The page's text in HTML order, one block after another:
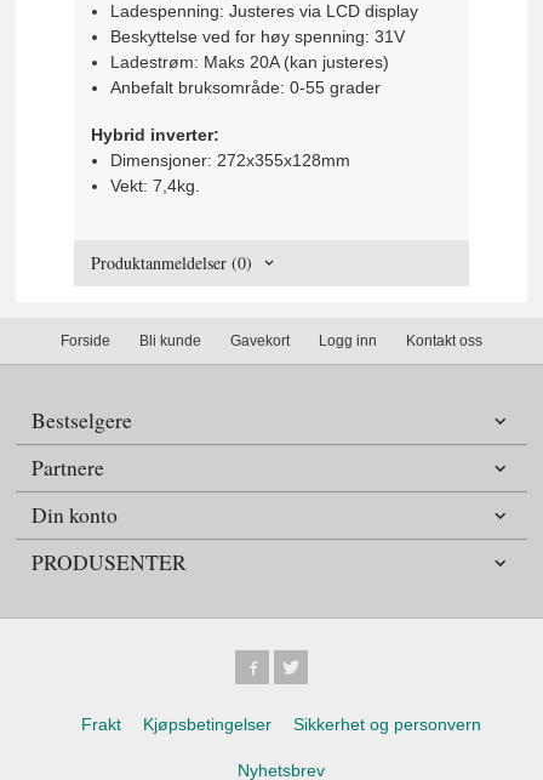
Ladespenning: Justeres via LCD display
Beskyttelse ved for høy spenning: 31V
Ladestrøm: Maks 20A (kan justeres)
Anbefalt bruksområde: 0-55 grader
Hybrid inverter:
Dimensjoner: 272x355x128mm
Vekt: 7,4kg.
Produktanmeldelser (0)
Forside Bli kunde Gavekort Logg inn Kontakt oss
Bestselgere
Partnere
Din konto
PRODUSENTER
Frakt Kjøpsbetingelser Sikkerhet og personvern
Nyhetsbrev